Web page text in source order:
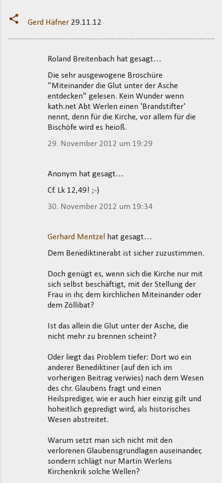
Gerd Häfner 29.11.12
Roland Breitenbach hat gesagt…
Die sehr ausgewogene Broschüre
"Miteinander die Glut unter der Asche
entdecken" gelesen. Kein Wunder wenn
kath.net Abt Werlen einen 'Brandstifter'
nennt, denn für die Kirche, vor allem für die
Bischöfe wird es heioß.
29. November 2012 um 19:29
Anonym hat gesagt…
Cf. Lk 12,49! ;-)
30. November 2012 um 19:34
Gerhard Mentzel
hat gesagt…
Dem Benediktinerabt ist sicher zuzustimmen.
Doch genügt es, wenn sich die Kirche nur mit
sich selbst beschäftigt, mit der Stellung der
Frau in ihr, dem kirchlichen Miteinander oder
dem Zöllibat?
Ist das allein die Glut unter der Asche, die
nicht mehr zu brennen scheint?
Oder liegt das Problem tiefer: Dort wo ein
anderer Benediktiner (auf den ich im
vorherigen Beitrag verwies) nach dem Wesen
des chr. Glaubens fragt und einen
Heilsprediger, wie er auch hier einzig gilt und
hoheitlich gepredigt wird, als historisches
Wesen abstreitet.
Warum setzt man sich nicht mit den
verlorenen Glaubensgrundlagen auseinander,
sondern schlägt nur Martin Werlens
Kirchenkrik solche Wellen?